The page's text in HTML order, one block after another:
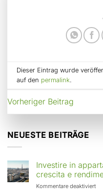
Dieser Eintrag wurde
auf den permalink.
Vorheriger Beitrag
NEUESTE BEITRÄGE
Investire in
crescita e
Kommentare deaktiviertfür